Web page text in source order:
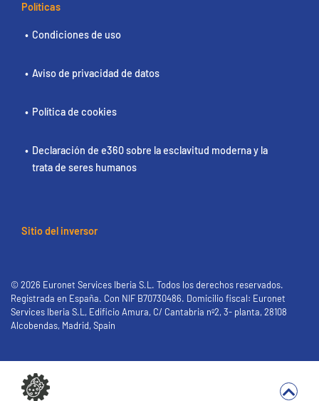
Políticas
Condiciones de uso
Aviso de privacidad de datos
Política de cookies
Declaración de e360 sobre la esclavitud moderna y la
trata de seres humanos
Sitio del inversor
© 2026 Euronet Services Iberia S.L. Todos los derechos reservados.
Registrada en España. Con NIF B70730486. Domicilio fiscal: Euronet
Services Iberia S.L, Edificio Amura, C/ Cantabria nº2, 3- planta, 28108
Alcobendas, Madrid, Spain